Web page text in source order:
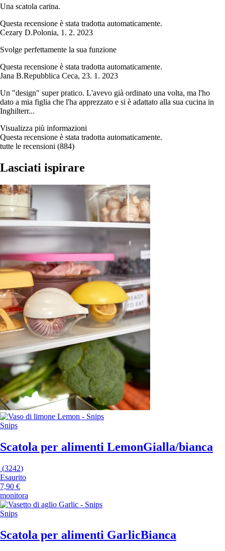
Una scatola carina.
Questa recensione è stata tradotta automaticamente.
Cezary D.Polonia, 1. 2. 2023
Svolge perfettamente la sua funzione
Questa recensione è stata tradotta automaticamente.
Jana B.Repubblica Ceca, 23. 1. 2023
Un "design" super pratico. L'avevo già ordinato una volta, ma l'ho
dato a mia figlia che l'ha apprezzato e si è adattato alla sua cucina in
Inghilterr...
Visualizza più informazioni
Questa recensione è stata tradotta automaticamente.
tutte le recensioni (884)
Lasciati ispirare
Snips
Scatola per alimenti LemonGialla/bianca
(3242)
Esaurito
7,90 €
monitora
Snips
Scatola per alimenti GarlicBianca